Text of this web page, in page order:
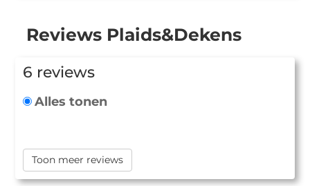
Reviews Plaids&Dekens
6 reviews
Alles tonen
Toon meer reviews